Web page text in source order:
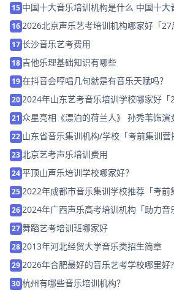
15 中国十大音乐培训机构是什么 中国十大
指导」
162026北京声乐艺考培训机构哪家好「27
17长沙音乐艺考费用
18 吉他乐理基础知识有哪些
19在抖音会哼唱几句就是有音乐天赋吗？
202024年山东艺考音乐培训学校哪家好「
21 众星亮相《漂泊的荷兰人》 孙秀苇饰演
22 山东省音乐集训机构/学校「考前集训营
23北京艺考声乐培训费用
24平顶山声乐培训学校哪家好？
252022年成都市音乐集训学校推荐「考前
262024年广西声乐高考培训机构「助力音
27舞蹈艺考培训班哪家好
282013年河北经贸大学音乐类招生简章
292026年合肥最好的音乐艺考学校哪里好
30杭州有哪些音乐培训机构？